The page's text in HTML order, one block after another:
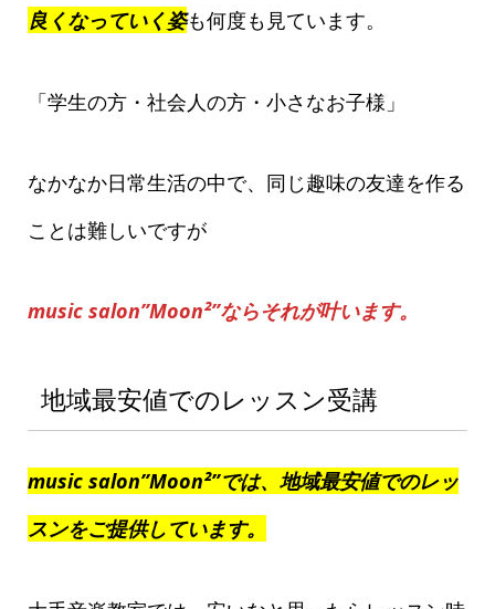
良くなっていく姿も何度も見ています。
「学生の方・社会人の方・小さなお子様」
なかなか日常生活の中で、同じ趣味の友達を作る
ことは難しいですが
music salon”Moon²”ならそれが叶います。
地域最安値でのレッスン受講
music salon”Moon²”では、地域最安値でのレッ
スンをご提供しています。